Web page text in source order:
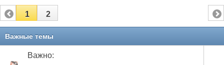
1 2
Важные темы
Важно: